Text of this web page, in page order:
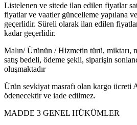
Listelenen ve sitede ilan edilen fiyatlar
fiyatlar ve vaatler güncelleme yapılana
geçerlidir. Süreli olarak ilan edilen
kadar geçerlidir.
Malın/ Ürünün / Hizmetin türü, miktarı,
satış bedeli, ödeme şekli, siparişin
oluşmaktadır
Ürün sevkiyat masrafı olan kargo ücreti
ödenecektir ve iade edilmez.
MADDE 3 GENEL HÜKÜMLER